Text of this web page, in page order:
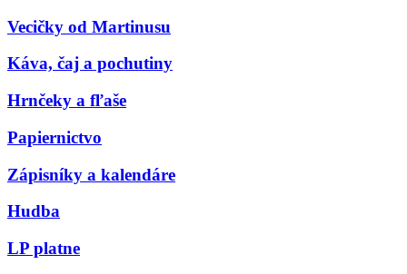
Vecičky od Martinusu
Káva, čaj a pochutiny
Hrnčeky a fľaše
Papiernictvo
Zápisníky a kalendáre
Hudba
LP platne